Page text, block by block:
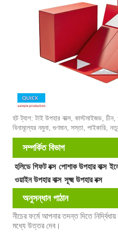
হট ট্যাগ: টাই উপহার বাক্স, কাস্টমাইজড,
বিনামূল্যের নমুনা, গুণমান, সস্তা, পাইকারি,
সম্পর্কিত বিভাগ
হলিডে গিফট বক্স পোশাক উপহার বাক্স
ওয়াইন উপহার বাক্স সূক্ষ্ম উপহার বক্স
অনুসন্ধান পাঠান
নীচের ফর্মে আপনার তদন্ত দিতে
মধ্যে উত্তর দেব।